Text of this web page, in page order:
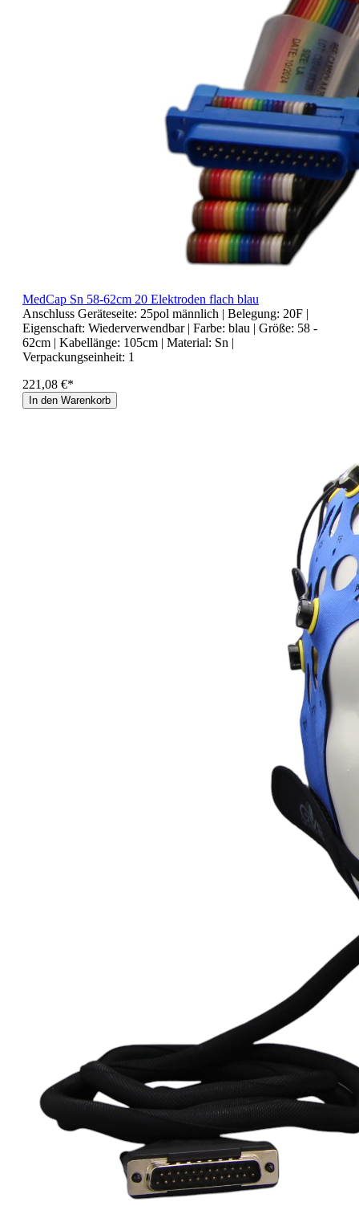
MedCap Sn 58-62cm 20 Elektroden flach blau
Anschluss Geräteseite: 25pol männlich | Belegung: 20F |
Eigenschaft: Wiederverwendbar | Farbe: blau | Größe: 58 -
62cm | Kabellänge: 105cm | Material: Sn |
Verpackungseinheit: 1
221,08 €*
In den Warenkorb